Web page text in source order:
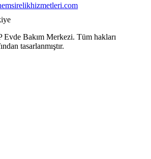
Evde Bakım Merkezi. Tüm hakları
tasarlanmıştır.